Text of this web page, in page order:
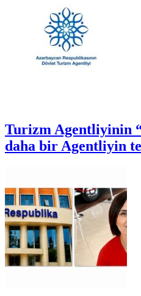
Turizm Agentliyinin
daha bir Agentliyin